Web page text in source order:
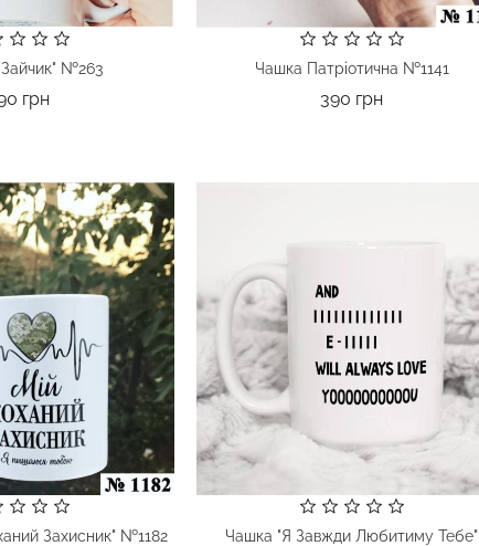
Зайчик" №263
грнЦіна
Чашка Патріотична №1141
390 грнЦіна
Захисник" №1182 Чашка "Я Завжди Любитиму Тебе"